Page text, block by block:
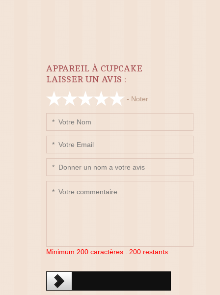
APPAREIL À CUPCAKE
LAISSER UN AVIS :
- Noter
Minimum 200 caractères : 200 restants